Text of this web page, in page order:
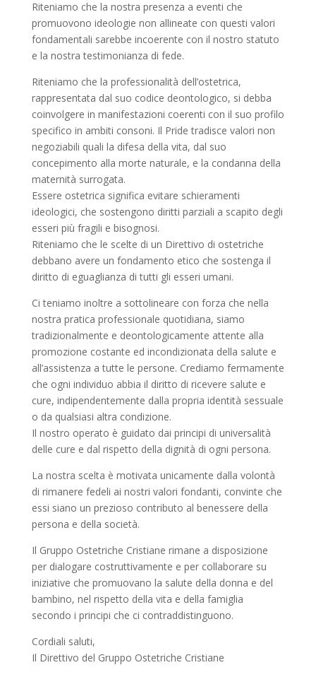
Riteniamo che la nostra presenza a eventi che
promuovono ideologie non allineate con questi valori
fondamentali sarebbe incoerente con il nostro statuto
e la nostra testimonianza di fede.
Riteniamo che la professionalità dell’ostetrica,
rappresentata dal suo codice deontologico, si debba
coinvolgere in manifestazioni coerenti con il suo profilo
specifico in ambiti consoni. Il Pride tradisce valori non
negoziabili quali la difesa della vita, dal suo
concepimento alla morte naturale, e la condanna della
maternità surrogata.
Essere ostetrica significa evitare schieramenti
ideologici, che sostengono diritti parziali a scapito degli
esseri più fragili e bisognosi.
Riteniamo che le scelte di un Direttivo di ostetriche
debbano avere un fondamento etico che sostenga il
diritto di eguaglianza di tutti gli esseri umani.
Ci teniamo inoltre a sottolineare con forza che nella
nostra pratica professionale quotidiana, siamo
tradizionalmente e deontologicamente attente alla
promozione costante ed incondizionata della salute e
all’assistenza a tutte le persone. Crediamo fermamente
che ogni individuo abbia il diritto di ricevere salute e
cure, indipendentemente dalla propria identità sessuale
o da qualsiasi altra condizione.
Il nostro operato è guidato dai principi di universalità
delle cure e dal rispetto della dignità di ogni persona.
La nostra scelta è motivata unicamente dalla volontà
di rimanere fedeli ai nostri valori fondanti, convinte che
essi siano un prezioso contributo al benessere della
persona e della società.
Il Gruppo Ostetriche Cristiane rimane a disposizione
per dialogare costruttivamente e per collaborare su
iniziative che promuovano la salute della donna e del
bambino, nel rispetto della vita e della famiglia
secondo i principi che ci contraddistinguono.
Cordiali saluti,
Il Direttivo del Gruppo Ostetriche Cristiane